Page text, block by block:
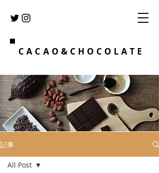
CACAO&CHOCOLATE
記事
All Post